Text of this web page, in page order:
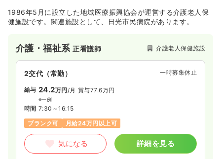
1986年5月に設立した地域医療振興協会が運営する介護老人保
健施設です。関連施設として、日光市民病院があります。
介護・福祉系正看護師 介護老人保健施設
2交代（常勤） 一時募集休止
給与 24.2万円/月 賞与77.6万円
※一例
時間 7:30～16:15
ブランク可
月給24万円以上可
気になる 詳細を見る